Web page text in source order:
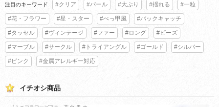
注目のキーワード #クリア #パール #大ぶり #揺れる #一粒
#花・フラワー #星・スター #べっ甲風 #バックキャッチ
#タッセル #ヴィンテージ #ファー #ロング #ビーズ
#マーブル #サークル #トライアングル #ゴールド #シルバー
#ピンク #金属アレルギー対応
イチオシ商品